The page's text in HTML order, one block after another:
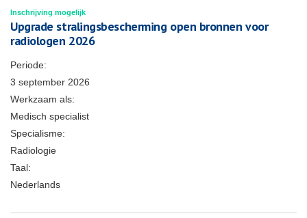
Inschrijving mogelijk
Upgrade stralingsbescherming open bronnen voor
radiologen 2026
Periode:
3 september 2026
Werkzaam als:
Medisch specialist
Specialisme:
Radiologie
Taal:
Nederlands